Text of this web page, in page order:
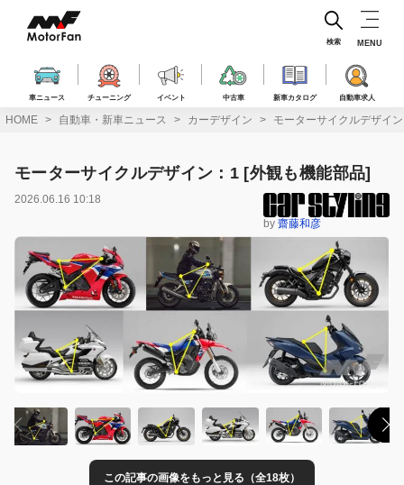
ス
車ニュース チューニング イベント 中古車 新車カタログ 自動車求人
検索 MENU
HOME 自動車・新車ニュース カーデザイン モーターサイクルデザイ
モーターサイクルデザイン：1 [外観も機能部品]
2026.06.16 10:18
by 齋藤和彦
この記事の画像をもっと見る（全18枚）